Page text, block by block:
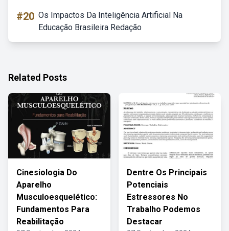
#20 Os Impactos Da Inteligência Artificial Na
Educação Brasileira Redação
Related Posts
Cinesiologia Do
Aparelho
Musculoesquelético:
Fundamentos Para
Reabilitação
Dentre Os Principais
Potenciais
Estressores No
Trabalho Podemos
Destacar